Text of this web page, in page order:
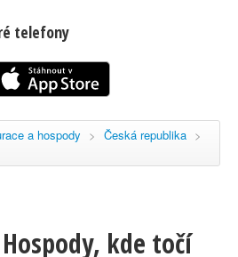
telefony
a hospody > Česká republika >
kde točí